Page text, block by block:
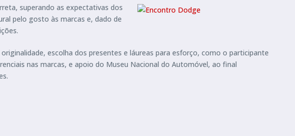
superando as expectativas dos
pelo gosto às marcas e, dado de
escolha dos presentes e láureas para esforço, como o participante
nas marcas, e apoio do Museu Nacional do Automóvel, ao final